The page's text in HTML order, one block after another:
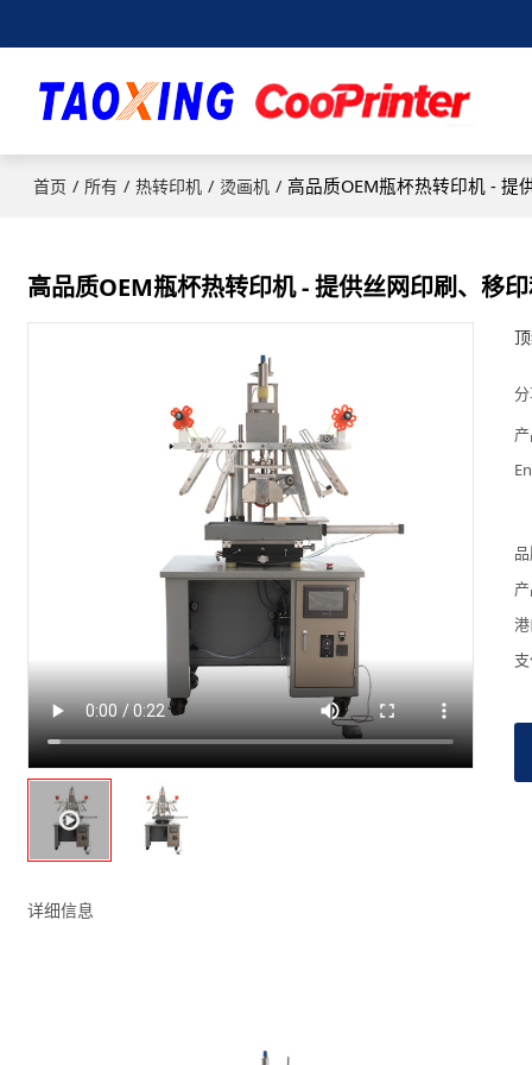
首页 / 所有 / 热转印机 / 烫画机 / 高品质OEM瓶杯热转印机 - 提
高品质OEM瓶杯热转印机 - 提供丝网印刷、移
详细信息